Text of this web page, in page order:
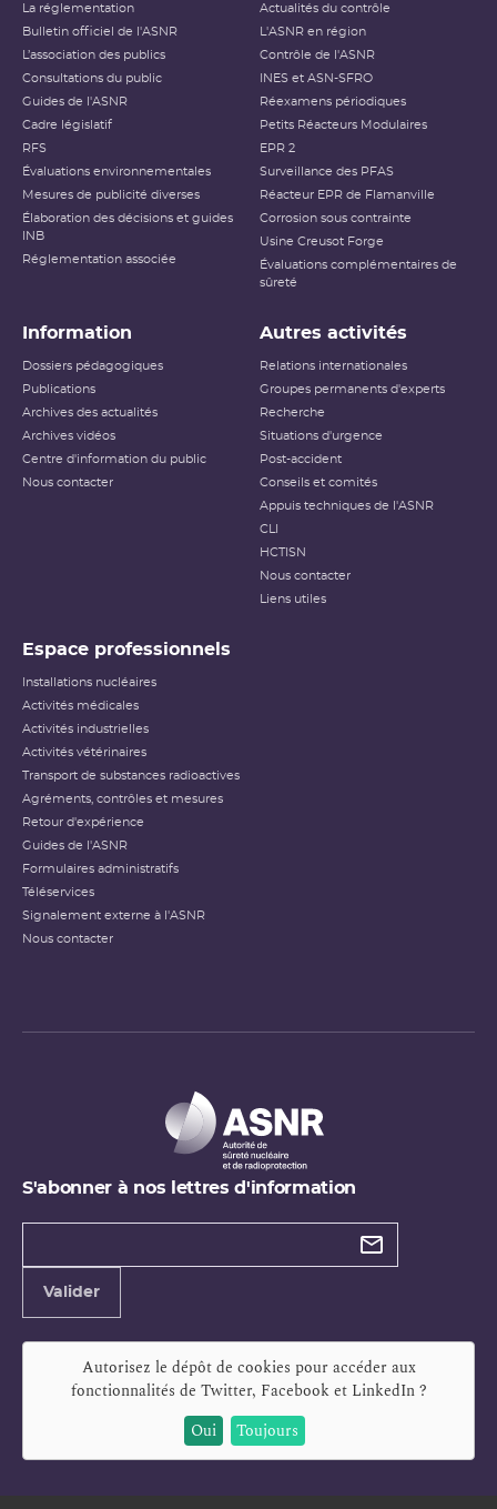
La réglementation
Bulletin officiel de l'ASNR
L’association des publics
Consultations du public
Guides de l'ASNR
Cadre législatif
RFS
Évaluations environnementales
Mesures de publicité diverses
Élaboration des décisions et guides
INB
Réglementation associée
Actualités du contrôle
L'ASNR en région
Contrôle de l'ASNR
INES et ASN-SFRO
Réexamens périodiques
Petits Réacteurs Modulaires
EPR 2
Surveillance des PFAS
Réacteur EPR de Flamanville
Corrosion sous contrainte
Usine Creusot Forge
Évaluations complémentaires de
sûreté
Information
Dossiers pédagogiques
Publications
Archives des actualités
Archives vidéos
Centre d'information du public
Nous contacter
Autres activités
Relations internationales
Groupes permanents d'experts
Recherche
Situations d'urgence
Post-accident
Conseils et comités
Appuis techniques de l'ASNR
CLI
HCTISN
Nous contacter
Liens utiles
Espace professionnels
Installations nucléaires
Activités médicales
Activités industrielles
Activités vétérinaires
Transport de substances radioactives
Agréments, contrôles et mesures
Retour d'expérience
Guides de l'ASNR
Formulaires administratifs
Téléservices
Signalement externe à l'ASNR
Nous contacter
S'abonner à nos lettres d'information
Types de
Valider
Autorisez le dépôt de cookies pour accéder aux
fonctionnalités de Twitter, Facebook et LinkedIn?
Oui
Toujours